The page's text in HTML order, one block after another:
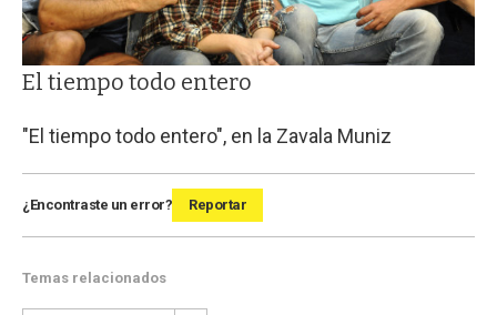
El tiempo todo entero
"El tiempo todo entero", en la Zavala Muniz
¿Encontraste un error? Reportar
Temas relacionados